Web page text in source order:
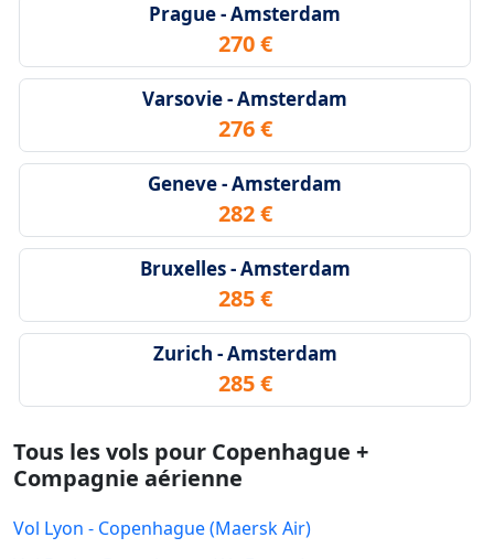
Prague - Amsterdam
270 €
Varsovie - Amsterdam
276 €
Geneve - Amsterdam
282 €
Bruxelles - Amsterdam
285 €
Zurich - Amsterdam
285 €
Tous les vols pour Copenhague +
Compagnie aérienne
Vol Lyon - Copenhague (Maersk Air)